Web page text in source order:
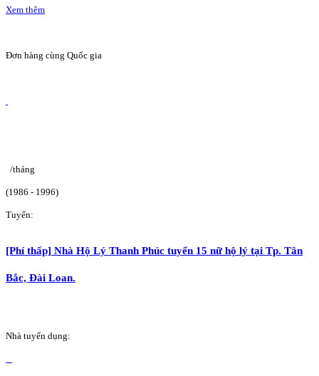
Xem thêm
Đơn hàng cùng Quốc gia
/tháng
(1986 - 1996)
Tuyển:
[Phí thấp] Nhà Hộ Lý Thanh Phúc tuyển 15 nữ hộ lý tại Tp. Tân
Bắc, Đài Loan.
Nhà tuyển dụng: